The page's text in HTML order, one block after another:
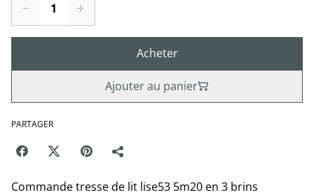
Acheter
Ajouter au panier
PARTAGER
Commande tresse de lit lise53 5m20 en 3 brins